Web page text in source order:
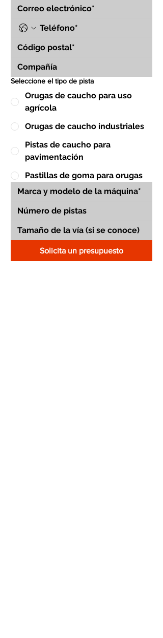
Seleccione el tipo de pista
Orugas de caucho para uso
agrícola
Orugas de caucho industriales
Pistas de caucho para
pavimentación
Pastillas de goma para orugas
Solicita un presupuesto